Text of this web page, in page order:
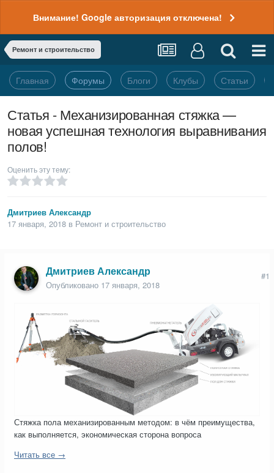
Внимание! Google авторизация отключена!
Ремонт и строительство
Главная Форумы Блоги Клубы Статьи
Статья - Механизированная стяжка —
новая успешная технология выравнивания
полов!
Оценить эту тему:
Дмитриев Александр
17 января, 2018 в Ремонт и строительство
Дмитриев Александр
Опубликовано 17 января, 2018
#1
Стяжка пола механизированным методом: в чём преимущества,
как выполняется, экономическая сторона вопроса
Читать все →